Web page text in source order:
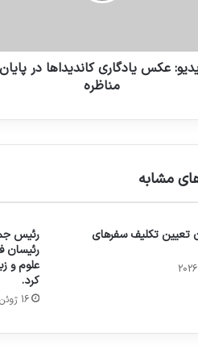
عكس يادگاري كانديداها در پايان
مناظره
مشابه
تعیین تکلیف سفرهای
رئیس
رئیسان
علوم و
کرد.
16 ژوئن 2026